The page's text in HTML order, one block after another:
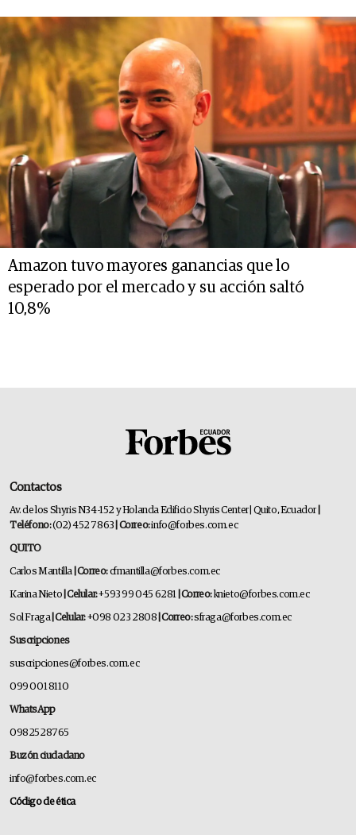
Amazon tuvo mayores ganancias que lo
esperado por el mercado y su acción saltó
10,8%
Contactos
Av. de los Shyris N34-152 y Holanda Edificio Shyris Center | Quito, Ecuador
Teléfono:(02) 452 7863 | Correo:info@forbes.com.ec
QUITO
Carlos Mantilla | Correo:cfmantilla@forbes.com.ec
Karina Nieto | Celular:+593 99 045 6281 | Correo:knieto@forbes.com.ec
Sol Fraga| Celular:+098 023 2808 | Correo:sfraga@forbes.com.ec
Suscripciones
suscripciones@forbes.com.ec
099 001 8110
WhatsApp
0982528765
Buzón ciudadano
info@forbes.com.ec
Código de ética